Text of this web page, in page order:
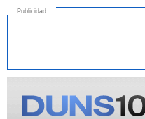
Publicidad